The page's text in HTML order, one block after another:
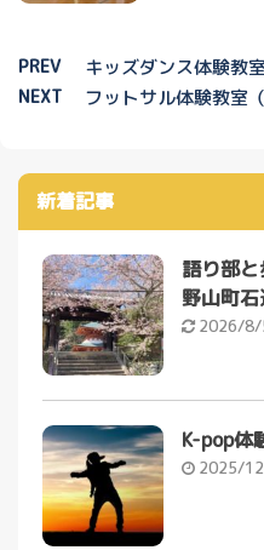
PREV キッズダンス体験教
NEXT フットサル体験教室
新着記事
語り部
野山町
2026/8/
K-pop体
2025/